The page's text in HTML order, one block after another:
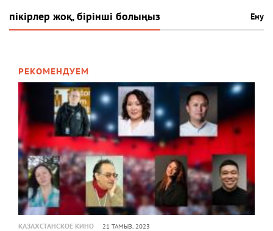
пікірлер жоқ, бірінші болыңыз Ену
РЕКОМЕНДУЕМ
КАЗАХСТАНСКОЕ КИНО 21 ТАМЫЗ, 2023